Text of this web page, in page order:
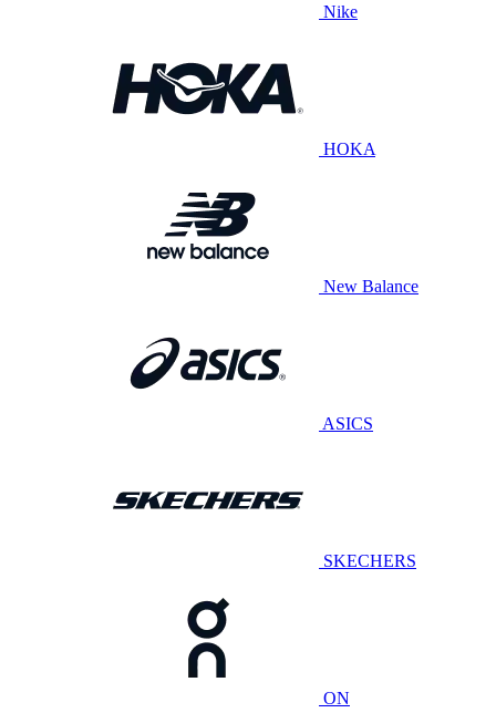
Nike
HOKA
New Balance
ASICS
SKECHERS
ON